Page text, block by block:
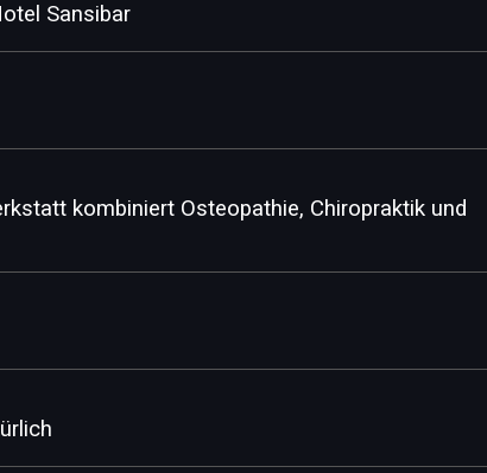
Sansibar
kombiniert Osteopathie, Chiropraktik und